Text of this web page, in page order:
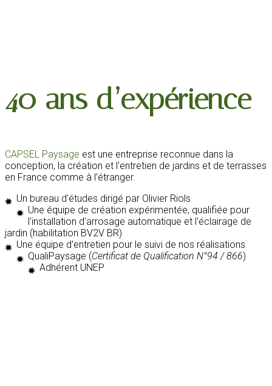
40 ans d’expérience
CAPSEL Paysage est une entreprise reconnue dans la
conception, la création et l'entretien de jardins et de terrasses
en France comme à l’étranger.
Un bureau d'études dirigé par Olivier Riols
Une équipe de création expérimentée, qualifiée pour
l'installation d'arrosage automatique et l'éclairage de
jardin (habilitation BV2V BR)
Une équipe d'entretien pour le suivi de nos réalisations
QualiPaysage (Certificat de Qualification N°94 / 866)
Adhérent UNEP